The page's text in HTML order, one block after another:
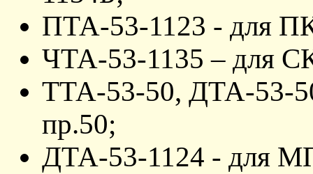
ПТА-53-1123 - для
ЧТА-53-1135 – для
ТТА-53-50, ДТА-53-
пр.50;
ДТА-53-1124 - для